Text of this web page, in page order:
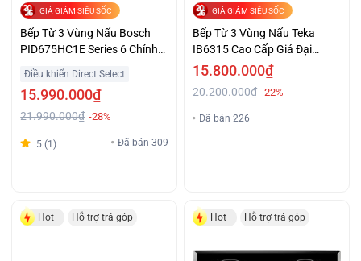
GIÁ GIẢM SIÊU SỐC
Bếp Từ 3 Vùng Nấu Bosch
PID675HC1E Series 6 Chính
Hãng Giá Đại Chiến
Điều khiển Direct Select
15.990.000₫
21.990.000₫ -28%
5 (1) Đã bán 309
GIÁ GIẢM SIÊU SỐC
Bếp Từ 3 Vùng Nấu Teka
IB6315 Cao Cấp Giá Đại
Chiến
15.800.000₫
20.200.000₫ -22%
Đã bán 226
Hot Hỗ trợ trả góp Hot Hỗ trợ trả góp